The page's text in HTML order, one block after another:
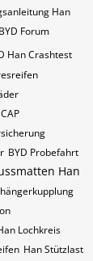
Han
BYD Forum
Han Crashtest
BYD Probefahrt
Han
Lochkreis
Han Stützlast